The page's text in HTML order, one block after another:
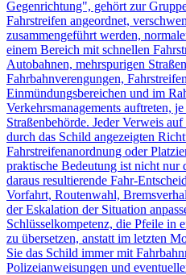
Gegenrichtung", gehört zur
Fahrstreifen angeordnet,
zusammengeführt werden,
einem Bereich mit schnellen
Autobahnen, mehrspurigen
Fahrbahnverengungen,
Einmündungsbereichen und im
Verkehrsmanagements auftreten,
Straßenbehörde. Jeder Verweis
durch das Schild angezeigten
Fahrstreifenanordnung oder
praktische Bedeutung ist nicht nur
daraus resultierende Fahr-
Vorfahrt, Routenwahl,
der Eskalation der Situation
Schlüsselkompetenz, die Pfeile in
zu übersetzen, anstatt im letzten
Sie das Schild immer mit
Polizeianweisungen und